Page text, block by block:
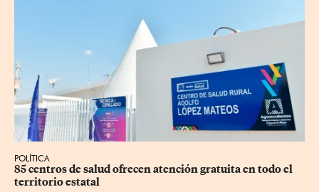
POLÍTICA
85 centros de salud ofrecen atención gratuita en todo el
territorio estatal